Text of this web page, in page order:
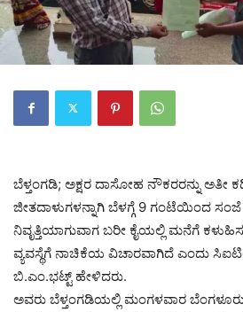
ಬೆಳ್ತಂಗಡಿ; ಅಕ್ಷರ ದಾಸೋಹ ನೌಕರರನ್ನು ಅತೀ
ಜೀತದಾಳುಗಳನ್ನಾಗಿ ಬೆಳಗ್ಗೆ 9 ಗಂಟೆಯಿಂದ
ನಿವೃತ್ತಿಯಾಗುವಾಗ ಬರೀ ಕೈಯಲ್ಲಿ ಮನೆಗೆ
ವ್ಯವಸ್ಥೆಗೆ ನಾಚಿಕೆಯ ವಿಚಾರವಾಗಿದೆ ಎಂದು
ಬಿ.ಎಂ.ಭಟ್ಟ್ ಹೇಳಿದರು.
ಅವರು ಬೆಳ್ತಂಗಡಿಯಲ್ಲಿ ಮಂಗಳವಾರ ಬೆಂಗಳೂರು